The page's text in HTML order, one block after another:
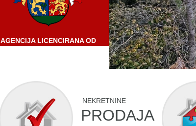
AGENCIJA LICENCIRANA OD
STRANE HRVATSKE
NEKRETNINE
PRODAJA